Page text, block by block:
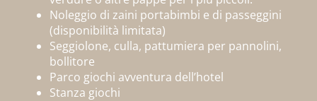
Noleggio di zaini portabimbi e di passeggini
(disponibilità limitata)
Seggiolone, culla, pattumiera per pannolini,
bollitore
Parco giochi avventura dell’hotel
Stanza giochi